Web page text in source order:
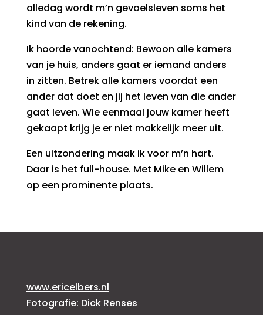
alledag wordt m’n gevoelsleven soms het
kind van de rekening.
Ik hoorde vanochtend: Bewoon alle kamers
van je huis, anders gaat er iemand anders
in zitten. Betrek alle kamers voordat een
ander dat doet en jij het leven van die ander
gaat leven. Wie eenmaal jouw kamer heeft
gekaapt krijg je er niet makkelijk meer uit.
Een uitzondering maak ik voor m’n hart.
Daar is het full-house. Met Mike en Willem
op een prominente plaats.
www.ericelbers.nl
Fotografie: Dick Renses